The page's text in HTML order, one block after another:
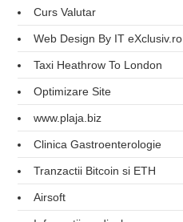
Curs Valutar
Web Design By IT eXclusiv.ro
Taxi Heathrow To London
Optimizare Site
www.plaja.biz
Clinica Gastroenterologie
Tranzactii Bitcoin si ETH
Airsoft